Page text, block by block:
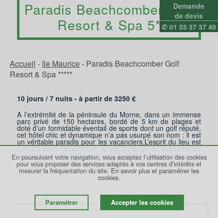
Demande
de devis
✆ 01 55 37 37 40
Paradis Beachcomber Golf
Resort & Spa 5*
Accueil - Ile Maurice- Paradis Beachcomber Golf
Resort & Spa *****
10 jours / 7 nuits - à partir de 3250 €
A l’extrémité de la péninsule du Morne, dans un immense
parc privé de 150 hectares, bordé de 5 km de plages et
doté d’un formidable éventail de sports dont un golf réputé,
cet hôtel chic et dynamique n’a pas usurpé son nom : il est
un véritable paradis pour les vacanciers.L’esprit du lieu est
élégant mais décontracté. Il est prolongé à l’extrémité de
son parcours de golf par l’hôtel Dinarobin Beachcomber. Ils
partagent leurs services et facilités formant ainsi le plus bel
ensemble hôtelier de l’île Maurice.
En poursuivant votre navigation, vous acceptez l’utilisation des cookies
pour vous proposer des services adaptés à vos centres d’intérêts et
mesurer la fréquentation du site. En savoir plus et paramétrer les
cookies.
Paramétrer Accepter les cookies